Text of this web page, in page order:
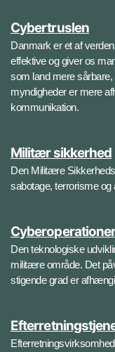
Cybertruslen
Danmark er et af
effektive og giver os
som land mere
myndigheder er mere
kommunikation.
Militær sikkerhed
Den Militære
sabotage, terrorisme og
Den teknologiske
militære område. Det
stigende grad er